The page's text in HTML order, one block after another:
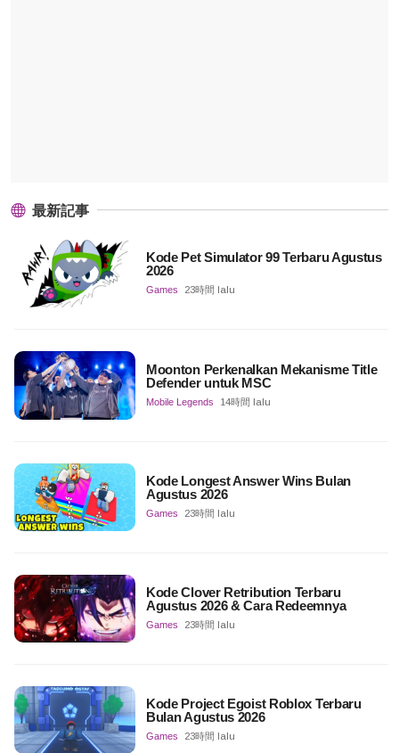
最新記事
Kode Pet Simulator 99 Terbaru Agustus
2026
Games 23時間 lalu
Moonton Perkenalkan Mekanisme Title
Defender untuk MSC
Mobile Legends 14時間 lalu
Kode Longest Answer Wins Bulan
Agustus 2026
Games 23時間 lalu
Kode Clover Retribution Terbaru
Agustus 2026 & Cara Redeemnya
Games 23時間 lalu
Kode Project Egoist Roblox Terbaru
Bulan Agustus 2026
Games 23時間 lalu